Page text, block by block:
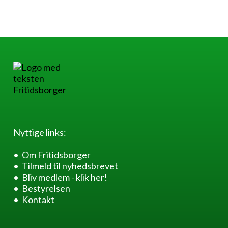
Nyttige links:
Om Fritidsborger
Tilmeld til nyhedsbrevet
Bliv medlem - klik her!
Bestyrelsen
Kontakt